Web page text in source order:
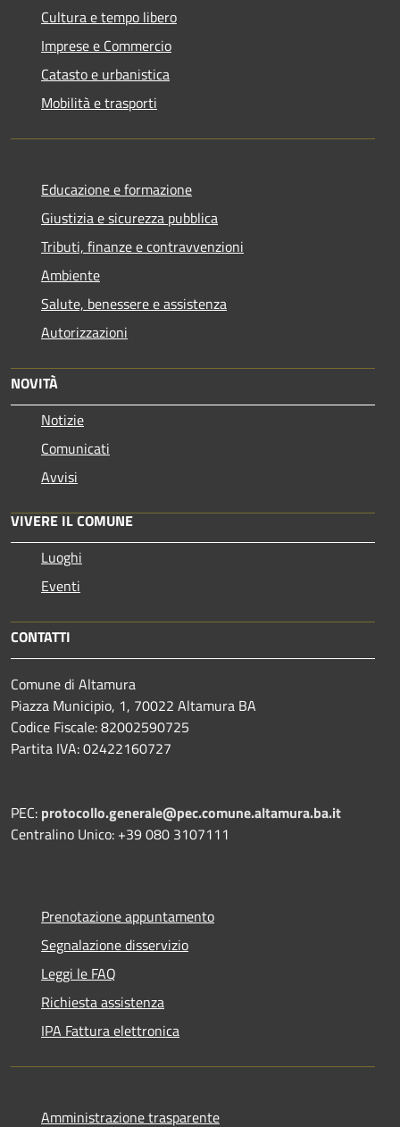
Cultura e tempo libero
Imprese e Commercio
Catasto e urbanistica
Mobilità e trasporti
Educazione e formazione
Giustizia e sicurezza pubblica
Tributi, finanze e contravvenzioni
Ambiente
Salute, benessere e assistenza
Autorizzazioni
NOVITÀ
Notizie
Comunicati
Avvisi
VIVERE IL COMUNE
Luoghi
Eventi
CONTATTI
Comune di Altamura
Piazza Municipio, 1, 70022 Altamura BA
Codice Fiscale: 82002590725
Partita IVA: 02422160727
PEC: protocollo.generale@pec.comune.altamura.ba.it
Centralino Unico: +39 080 3107111
Prenotazione appuntamento
Segnalazione disservizio
Leggi le FAQ
Richiesta assistenza
IPA Fattura elettronica
Amministrazione trasparente